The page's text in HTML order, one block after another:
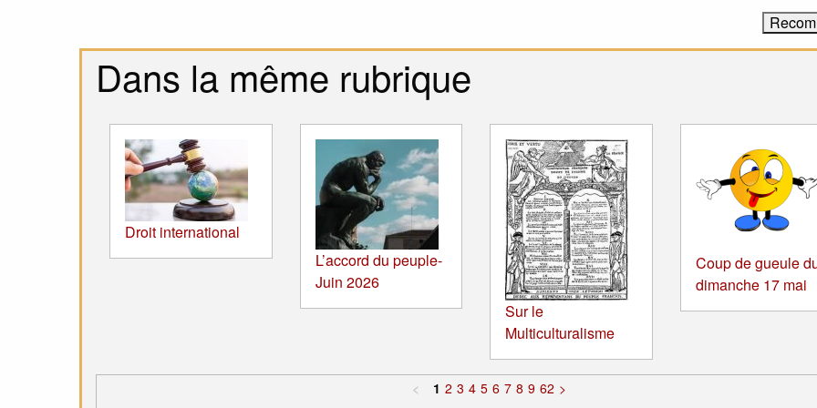
Dans la même rubrique
Droit international
L’accord du peuple-
Juin 2026
Sur le
Multiculturalisme
Coup de gueule
dimanche 17 mai
< 1 2 3 4 5 6 7 8 9 62 >